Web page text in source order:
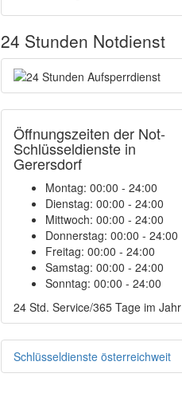
24 Stunden Notdienst
Öffnungszeiten der Not-
Schlüsseldienste in
Gerersdorf
Montag: 00:00 - 24:00
Dienstag: 00:00 - 24:00
Mittwoch: 00:00 - 24:00
Donnerstag: 00:00 - 24:00
Freitag: 00:00 - 24:00
Samstag: 00:00 - 24:00
Sonntag: 00:00 - 24:00
24 Std. Service/365 Tage im Jahr
Schlüsseldienste österreichweit